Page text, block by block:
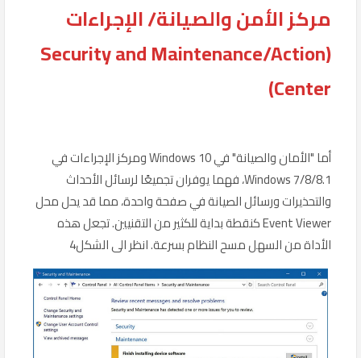
مركز الأمن والصيانة/ الإجراءات
(Security and Maintenance/Action
Center)
أما "الأمان والصيانة" في Windows 10 ومركز الإجراءات في
Windows 7/8/8.1، فهما يوفران تجميعًا لرسائل الأحداث
والتحذيرات ورسائل الصيانة في صفحة واحدة، مما قد يحل محل
Event Viewer كنقطة بداية للكثير من التقنيين. تجعل هذه
الأداة من السهل مسح النظام بسرعة. انظر الى الشكل4